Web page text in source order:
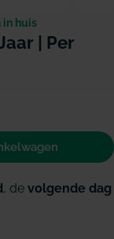
in huis
| Per
GUM Kids
, de volgende dag